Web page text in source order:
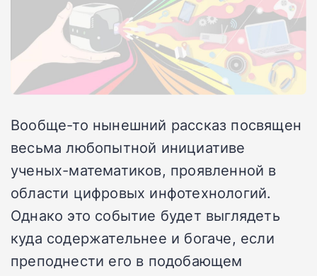
Вообще-то нынешний рассказ посвящен
весьма любопытной инициативе
ученых-математиков, проявленной в
области цифровых инфотехнологий.
Однако это событие будет выглядеть
куда содержательнее и богаче, если
преподнести его в подобающем